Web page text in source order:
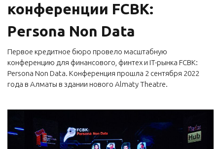
конференции FCBK:
Persona Non Data
Первое кредитное бюро провело масштабную
конференцию для финансового, финтех и IT-рынка FCBK:
Persona Non Data. Конференция прошла 2 сентября 2022
года в Алматы в здании нового Almaty Theatre.